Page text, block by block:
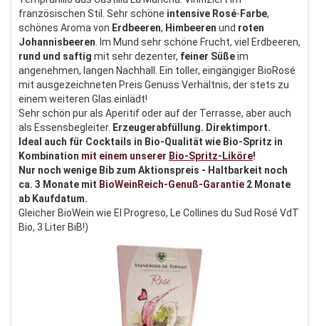
französischen Stil. Sehr schöne intensive Rosé- Farbe,
schönes Aroma von Erdbeeren, Himbeeren und roten
Johannisbeeren. Im Mund sehr schöne Frucht, viel Erdbeeren,
rund und saftig mit sehr dezenter, feiner Süßeim
angenehmen, langen Nachhall. Ein toller, eingängiger BioRosé
mit ausgezeichneten Preis Genuss Verhältnis, der stets zu
einem weiteren Glas einlädt!
Sehr schön pur als Aperitif oder auf der Terrasse, aber auch
als Essensbegleiter. Erzeugerabfüllung. Direktimport.
Ideal auch für Cocktails in Bio-Qualität wie Bio-Spritz in
Kombination mit einem unserer Bio-Spritz-Liköre!
Nur noch wenige Bib zum Aktionspreis - Haltbarkeit noch
ca. 3 Monate mit BioWeinReich-Genuß-Garantie 2 Monate
ab Kaufdatum.
Gleicher BioWein wie El Progreso, Le Collines du Sud Rosé VdT
Bio, 3 Liter BiB!)